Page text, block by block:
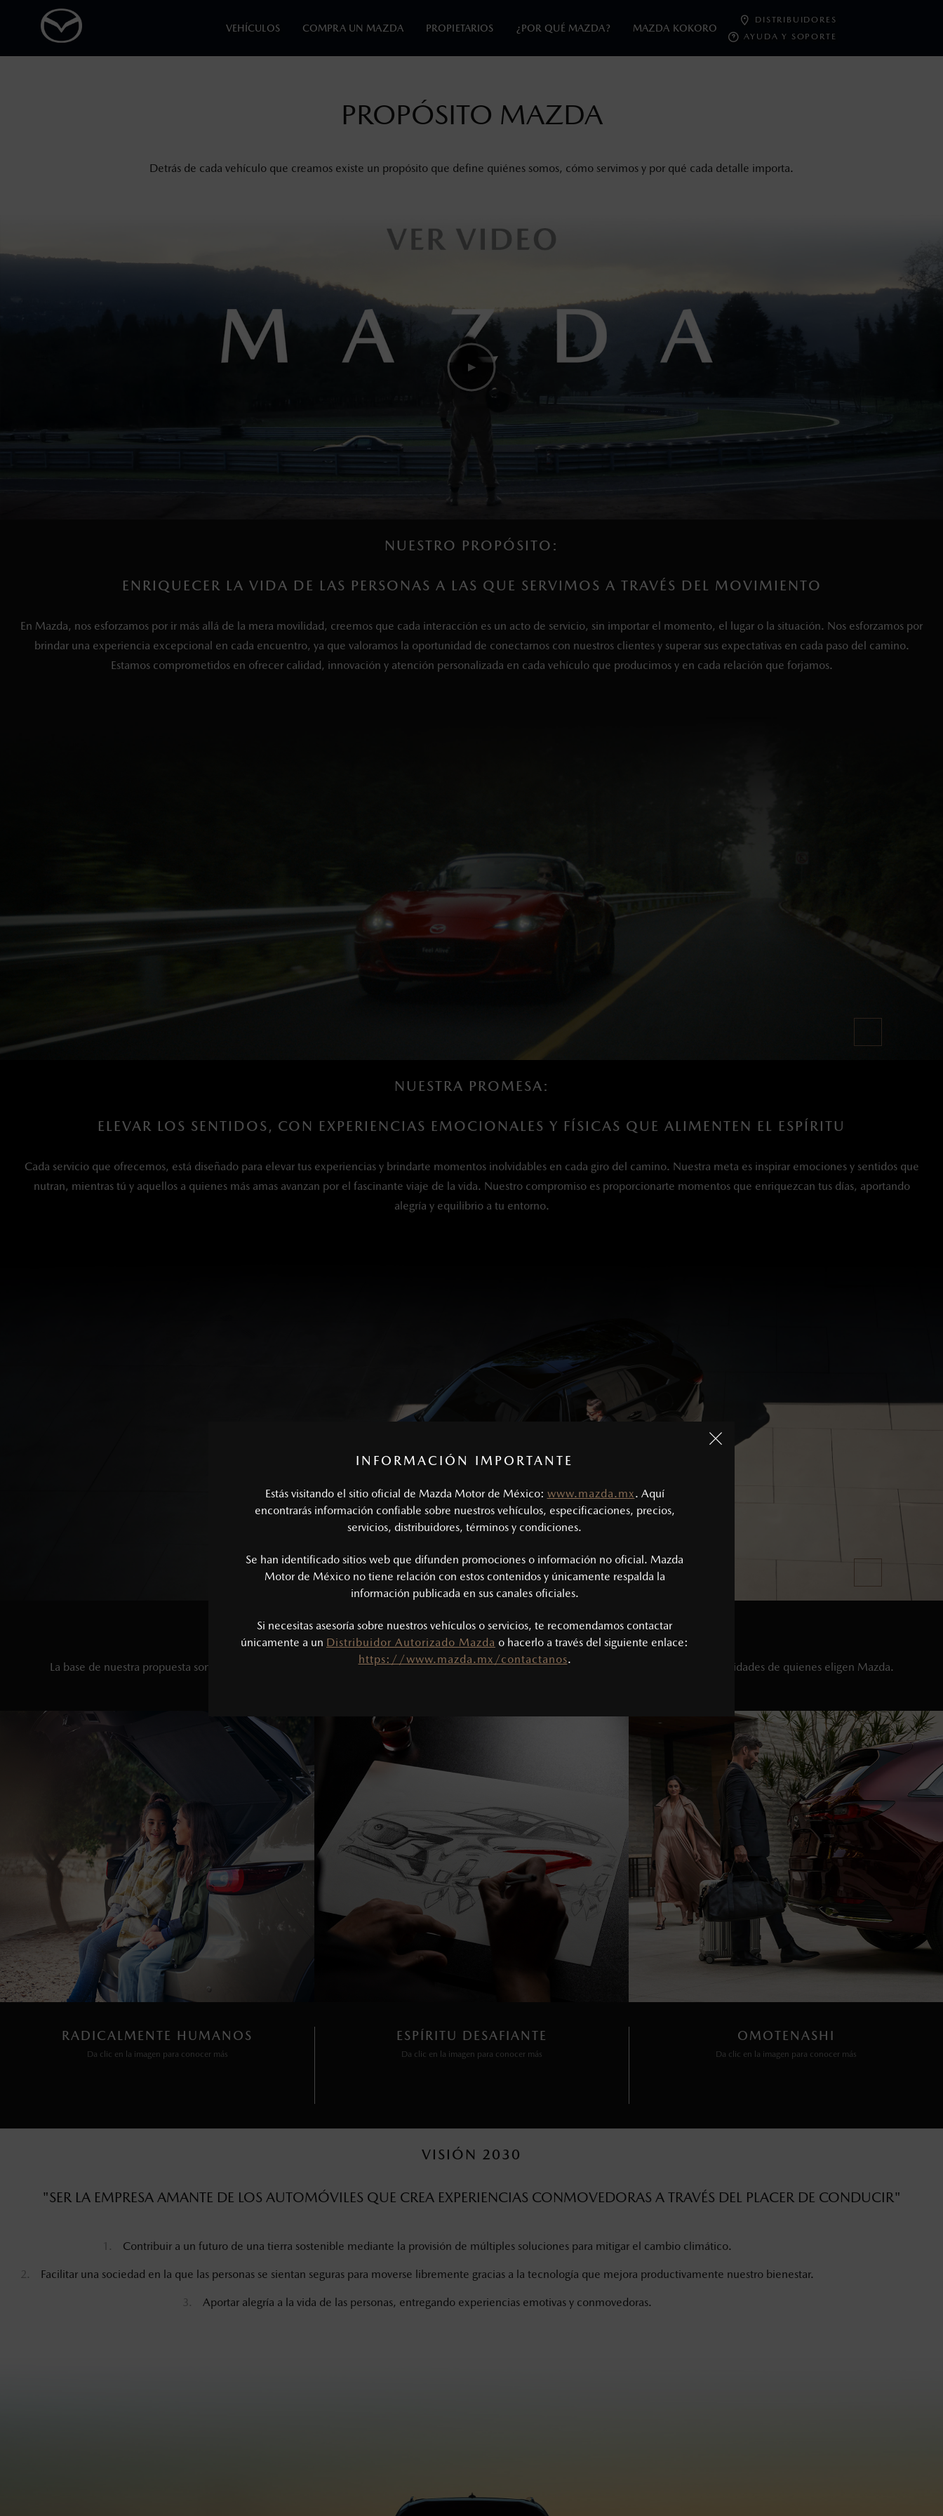
INFORMACIÓN IMPORTANTE
Estás visitando el sitio oficial de Mazda Motor de México: www.mazda.mx. Aquí
encontrarás información confiable sobre nuestros vehículos, especificaciones, precios,
servicios, distribuidores, términos y condiciones.
Se han identificado sitios web que difunden promociones o información no oficial. Mazda
Motor de México no tiene relación con estos contenidos y únicamente respalda la
información publicada en sus canales oficiales.
Si necesitas asesoría sobre nuestros vehículos o servicios, te recomendamos contactar
únicamente a un Distribuidor Autorizado Mazda o hacerlo a través del siguiente enlace:
https://www.mazda.mx/contactanos.
VEHÍCULOS COMPRA UN MAZDA PROPIETARIOS ¿POR QUÉ MAZDA? MAZDA KOKORO
DISTRIBUIDORES
AYUDA Y SOPORTE
PROPÓSITO MAZDA
Detrás de cada vehículo que creamos existe un propósito que define quiénes somos, cómo servimos y por qué cada detalle importa.
NUESTRO PROPÓSITO:
ENRIQUECER LA VIDA DE LAS PERSONAS A LAS QUE SERVIMOS A TRAVÉS DEL MOVIMIENTO
En Mazda, nos esforzamos por ir más allá de la mera movilidad, creemos que cada interacción es un acto de servicio, sin importar el momento, el lugar o la situación. Nos esforzamos por
brindar una experiencia excepcional en cada encuentro, ya que valoramos la oportunidad de conectarnos con nuestros clientes y superar sus expectativas en cada paso del camino.
Estamos comprometidos en ofrecer calidad, innovación y atención personalizada en cada vehículo que producimos y en cada relación que forjamos.
NUESTRA PROMESA:
ELEVAR LOS SENTIDOS, CON EXPERIENCIAS EMOCIONALES Y FÍSICAS QUE ALIMENTEN EL ESPÍRITU
Cada servicio que ofrecemos, está diseñado para elevar tus experiencias y brindarte momentos inolvidables en cada giro del camino. Nuestra meta es inspirar emociones y sentidos que
nutran, mientras tú y aquellos a quienes más amas avanzan por el fascinante viaje de la vida. Nuestro compromiso es proporcionarte momentos que enriquezcan tus días, aportando
alegría y equilibrio a tu entorno.
NUESTROS VALORES
La base de nuestra propuesta son los valores que se reflejan en cada vehículo que creamos, inspirado en emociones y satisfaciendo las necesidades de quienes eligen Mazda.
RADICALMENTE HUMANOS
Da clic en la imagen para conocer más
ESPÍRITU DESAFIANTE
Da clic en la imagen para conocer más
OMOTENASHI
Da clic en la imagen para conocer más
VISIÓN 2030
"SER LA EMPRESA AMANTE DE LOS AUTOMÓVILES QUE CREA EXPERIENCIAS CONMOVEDORAS A TRAVÉS DEL PLACER DE CONDUCIR"
Contribuir a un futuro de una tierra sostenible mediante la provisión de múltiples soluciones para mitigar el cambio climático.
Facilitar una sociedad en la que las personas se sientan seguras para moverse libremente gracias a la tecnología que mejora productivamente nuestro bienestar.
Aportar alegría a la vida de las personas, entregando experiencias emotivas y conmovedoras.
Los precios y especificaciones indicados en esta página son al menudeo, sugeridos por el fabricante, en moneda de los Estados Unidos Mexicanos, incluyen: I.V.A., e